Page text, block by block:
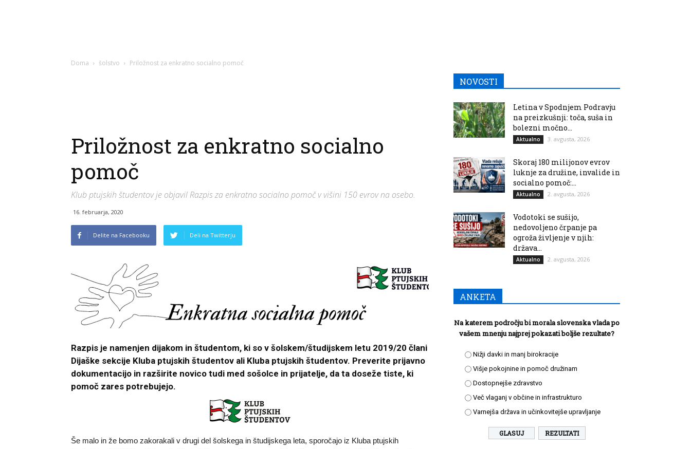
Doma šolstvo Priložnost za enkratno socialno pomoč
Priložnost za enkratno socialno
pomoč
Klub ptujskih študentov je objavil Razpis za enkratno socialno pomoč v višini 150 evrov na osebo.
16. februarja, 2020
Delite na Facebooku Deli na Twitterju
Razpis je namenjen dijakom in študentom, ki so v šolskem/študijskem letu 2019/20 člani
Dijaške sekcije Kluba ptujskih študentov ali Kluba ptujskih študentov. Preverite prijavno
dokumentacijo in razširite novico tudi med sošolce in prijatelje, da ta doseže tiste, ki
pomoč zares potrebujejo.
Še malo in že bomo zakorakali v drugi del šolskega in študijskega leta, sporočajo iz Kluba ptujskih
NOVOSTI
Letina v Spodnjem Podravju
na preizkušnji: toča, suša in
bolezni močno...
Aktualno 3. avgusta, 2026
Skoraj 180 milijonov evrov
luknje za družine, invalide in
socialno pomoč:...
Aktualno 2. avgusta, 2026
Vodotoki se sušijo,
nedovoljeno črpanje pa
ogroža življenje v njih:
država...
Aktualno 2. avgusta, 2026
ANKETA
Na katerem področju bi morala slovenska vlada po
vašem mnenju najprej pokazati boljše rezultate?
Nižji davki in manj birokracije
Višje pokojnine in pomoč družinam
Dostopnejše zdravstvo
Več vlaganj v občine in infrastrukturo
Varnejša država in učinkovitejše upravljanje
REZULTATI